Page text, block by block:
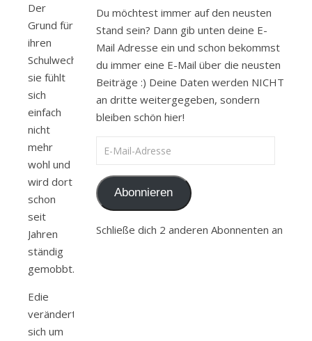
Der
Grund für
ihren
Schulwechsel,
sie fühlt
sich
einfach
nicht
mehr
wohl und
wird dort
schon
seit
Jahren
ständig
gemobbt.
Edie
verändert
sich um
Du möchtest immer auf den neusten
Stand sein? Dann gib unten deine E-
Mail Adresse ein und schon bekommst
du immer eine E-Mail über die neusten
Beiträge :) Deine Daten werden NICHT
an dritte weitergegeben, sondern
bleiben schön hier!
E-Mail-Adresse
Abonnieren
Schließe dich 2 anderen Abonnenten an